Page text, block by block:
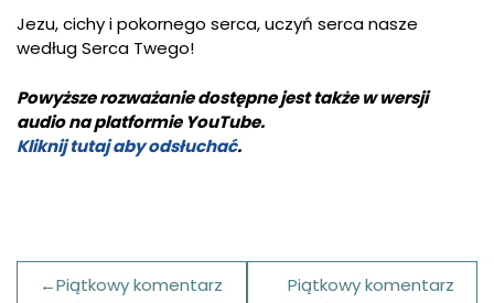
Jezu, cichy i pokornego serca, uczyń serca nasze
według Serca Twego!
Powyższe rozważanie dostępne jest także w wersji
audio na platformie YouTube.
Kliknij tutaj aby odsłuchać.
Nawigacja
Piątkowy komentarz
Piątkowy komentarz